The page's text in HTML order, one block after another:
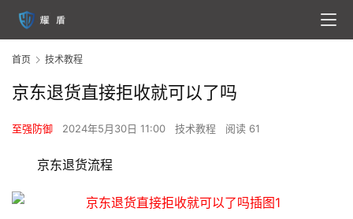
首页 技术教程
京东退货直接拒收就可以了吗
至强防御 2024年5月30日 11:00 技术教程 阅读 61
京东退货流程